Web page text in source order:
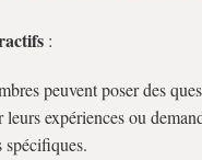
:
peuvent poser des
leurs expériences ou
spécifiques.